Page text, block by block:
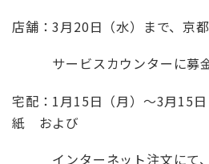
店舗：3月20日（水）まで、京
サービスカウンターに募金
宅配：1月15日（月）～3月15
紙 および
インターネット注文にて、